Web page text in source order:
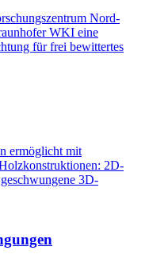
Nord-
WKI eine
für frei bewittertes
ermöglicht mit
2D-
3D-